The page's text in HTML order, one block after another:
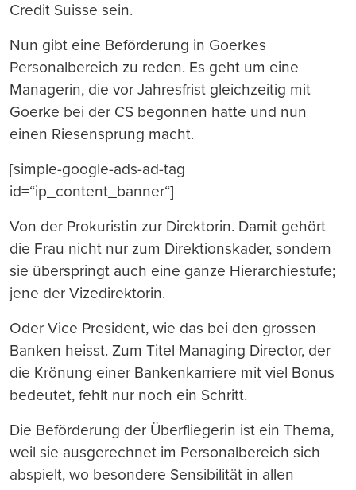
Credit Suisse sein.
Nun gibt eine Beförderung in Goerkes
Personalbereich zu reden. Es geht um eine
Managerin, die vor Jahresfrist gleichzeitig mit
Goerke bei der CS begonnen hatte und nun
einen Riesensprung macht.
[simple-google-ads-ad-tag
id=“ip_content_banner“]
Von der Prokuristin zur Direktorin. Damit gehört
die Frau nicht nur zum Direktionskader, sondern
sie überspringt auch eine ganze Hierarchiestufe;
jene der Vizedirektorin.
Oder Vice President, wie das bei den grossen
Banken heisst. Zum Titel Managing Director, der
die Krönung einer Bankenkarriere mit viel Bonus
bedeutet, fehlt nur noch ein Schritt.
Die Beförderung der Überfliegerin ist ein Thema,
weil sie ausgerechnet im Personalbereich sich
abspielt, wo besondere Sensibilität in allen